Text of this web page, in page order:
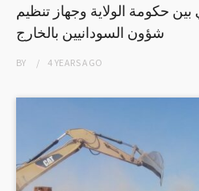
حكومة الولاية وجهاز تنظيم
شؤون السودانيين بالخارج
BY 4 YEARSAGO